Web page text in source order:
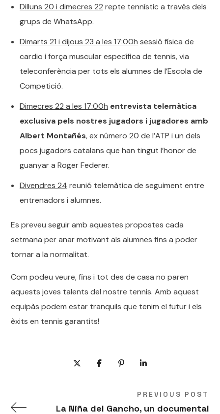
Dilluns 20 i dimecres 22 repte tennístic a través dels
grups de WhatsApp.
Dimarts 21 i dijous 23 a les 17:00h sessió física de
cardio i força muscular específica de tennis, via
teleconferència per tots els alumnes de l’Escola de
Competició.
Dimecres 22 a les 17:00h entrevista telemàtica
exclusiva pels nostres jugadors i jugadores amb
Albert Montañés, ex número 20 de l’ATP i un dels
pocs jugadors catalans que han tingut l’honor de
guanyar a Roger Federer.
Divendres 24 reunió telemàtica de seguiment entre
entrenadors i alumnes.
Es preveu seguir amb aquestes propostes cada
setmana per anar motivant als alumnes fins a poder
tornar a la normalitat.
Com podeu veure, fins i tot des de casa no paren
aquests joves talents del nostre tennis. Amb aquest
equipàs podem estar tranquils que tenim el futur i els
èxits en tennis garantits!
PREVIOUS POST
La Niña del Gancho, un documental